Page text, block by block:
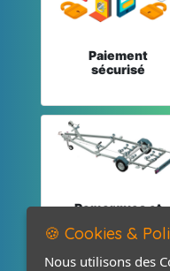
Paiement
sécurisé
Remorques et
🍪 Cookies &
Nous utilisons des